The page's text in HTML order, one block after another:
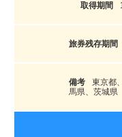
東京都
馬県、茨城県